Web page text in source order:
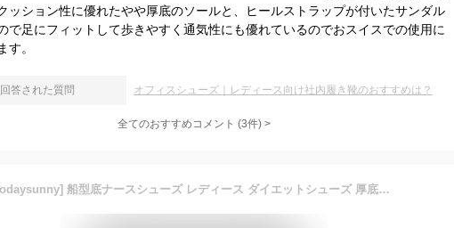
ッション性に優れたやや厚底のソールと、ヒールストラップが付いたサンダル
で足にフィットして歩きやすく通気性にも優れているのでおスイスでの使用に
す。
回答された質問 オフィスシューズ｜レディース向け社内履き靴のおすすめは？
全てのおすすめコメント (3件) >
[todaysunny] 船型底ナースシューズ レディース ダイエットシューズ 厚底スニーカー 姿勢矯正 ダイエット 美脚 軽量 レースアップ ウォーキングシューズ 看護師 作業靴 歩きやすい 疲れない 婦人靴 厚底シューズ (24.5cm, ブラック-1)